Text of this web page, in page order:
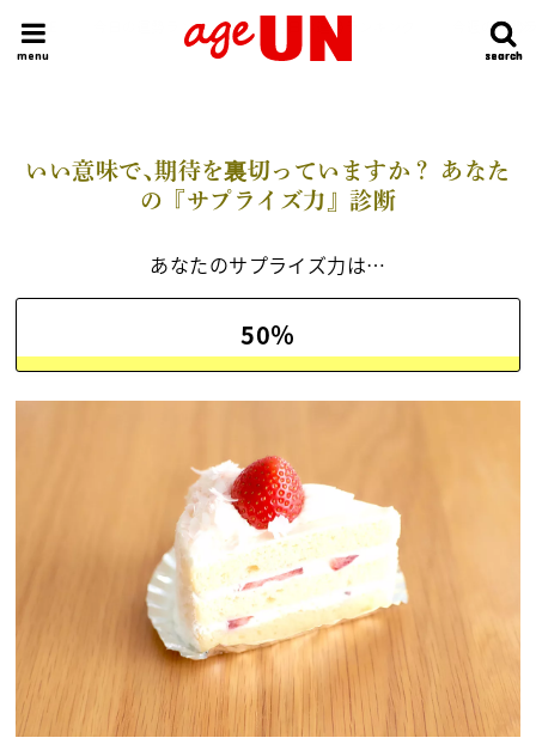
search
search
menu
HOME 今日の運勢ランキング 明日の運勢ランキング 今週の運勢
いい意味で､期待を裏切っていますか？ あなた
の『サプライズ力』診断
あなたのサプライズ力は…
50％